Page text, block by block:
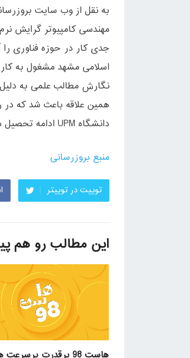
به نقل از وب سایت
مهندسی کامپیوتر گرایش
جدی کار در حوزه فناوری
اسلامی مشهد مشغول به
نگارش مطالب علمی به
دانشگاه UPM ادامه تحصیل دهم و هم اکنون نیز در مقطع دکتری نرم افزار مشغول به تحصیل میباشم.”
منبع بروزرسانی
توییت در توییتر
این مطالب رو هم